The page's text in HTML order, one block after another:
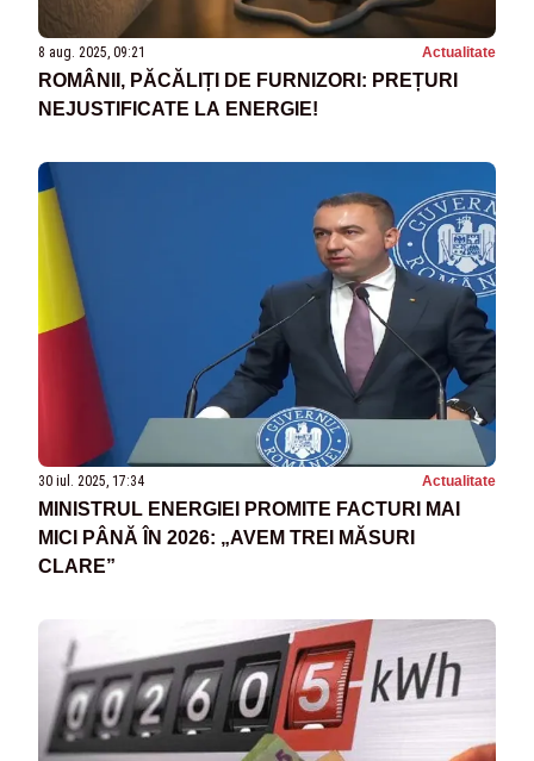
8 aug. 2025, 09:21 Actualitate
ROMÂNII, PĂCĂLIȚI DE FURNIZORI: PREȚURI
NEJUSTIFICATE LA ENERGIE!
30 iul. 2025, 17:34 Actualitate
MINISTRUL ENERGIEI PROMITE FACTURI MAI
MICI PÂNĂ ÎN 2026: „AVEM TREI MĂSURI
CLARE”